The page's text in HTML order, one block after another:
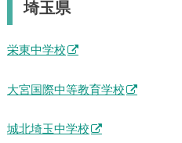
埼玉県
栄東中学校
大宮国際中等教育学校
城北埼玉中学校